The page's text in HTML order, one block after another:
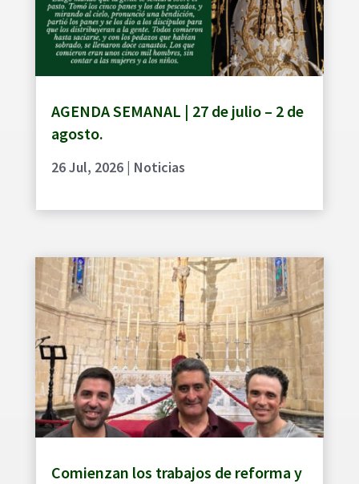
AGENDA SEMANAL | 27 de julio – 2 de
agosto.
26 Jul, 2026| Noticias
Comienzan los trabajos de reforma y